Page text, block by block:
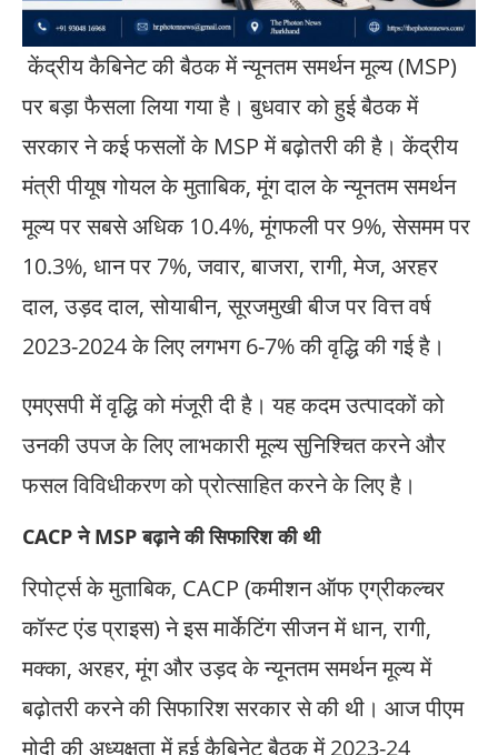
केंद्रीय कैबिनेट की बैठक में न्यूनतम समर्थन मूल्य (MSP)
पर बड़ा फैसला लिया गया है। बुधवार को हुई बैठक में
सरकार ने कई फसलों के MSP में बढ़ोतरी की है। केंद्रीय
मंत्री पीयूष गोयल के मुताबिक, मूंग दाल के न्यूनतम समर्थन
मूल्य पर सबसे अधिक 10.4%, मूंगफली पर 9%, सेसमम पर
10.3%, धान पर 7%, जवार, बाजरा, रागी, मेज, अरहर
दाल, उड़द दाल, सोयाबीन, सूरजमुखी बीज पर वित्त वर्ष
2023-2024 के लिए लगभग 6-7% की वृद्धि की गई है।
एमएसपी में वृद्धि को मंजूरी दी है। यह कदम उत्पादकों को
उनकी उपज के लिए लाभकारी मूल्य सुनिश्चित करने और
फसल विविधीकरण को प्रोत्साहित करने के लिए है।
CACP ने MSP बढ़ाने की सिफारिश की थी
रिपोर्ट्स के मुताबिक, CACP (कमीशन ऑफ एग्रीकल्चर
कॉस्ट एंड प्राइस) ने इस मार्केटिंग सीजन में धान, रागी,
मक्का, अरहर, मूंग और उड़द के न्यूनतम समर्थन मूल्य में
बढ़ोतरी करने की सिफारिश सरकार से की थी। आज पीएम
मोदी की अध्यक्षता में हुई कैबिनेट बैठक में 2023-24